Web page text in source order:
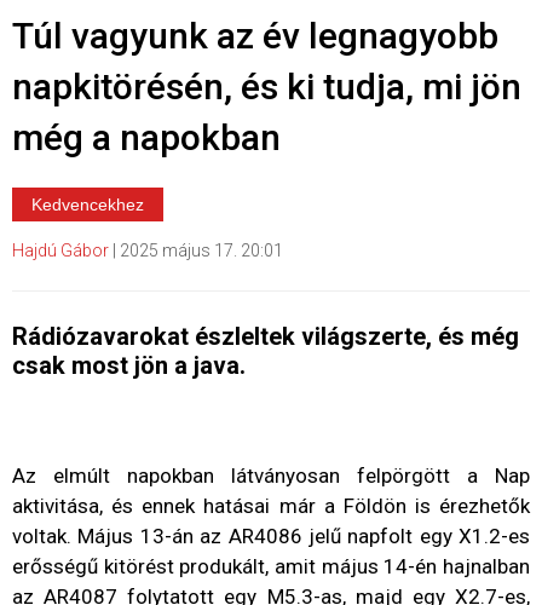
Túl vagyunk az év legnagyobb
napkitörésén, és ki tudja, mi jön
még a napokban
Kedvencekhez
Hajdú Gábor 2025 május 17. 20:01
Rádiózavarokat észleltek világszerte, és még
csak most jön a java.
Az elmúlt napokban látványosan felpörgött a Nap
aktivitása, és ennek hatásai már a Földön is érezhetők
voltak. Május 13-án az AR4086 jelű napfolt egy X1.2-es
erősségű kitörést produkált, amit május 14-én hajnalban
az AR4087 folytatott egy M5.3-as, majd egy X2.7-es,